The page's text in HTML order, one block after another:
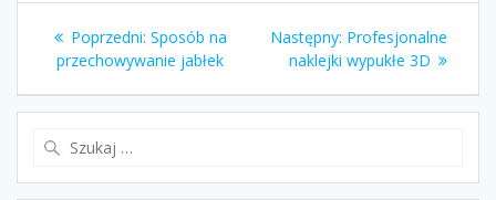
Nawigacja
wpisu
Poprzedni: Poprzedni
wpis:
Sposób na
przechowywanie jabłek
Następny: Następny
wpis:
Profesjonalne
naklejki wypukłe 3D